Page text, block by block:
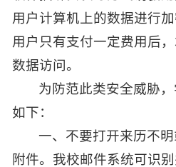
用户计算机上的数据进行
用户只有支付一定费用后
数据访问。
为防范此类安全威胁
如下：
一、不要打开来历不
附件。我校邮件系统可识